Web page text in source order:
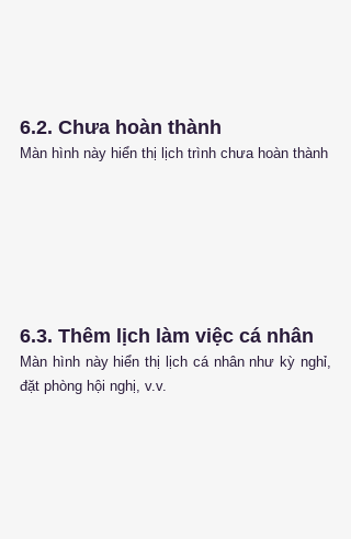
6.2. Chưa hoàn thành
Màn hình này hiển thị lịch trình chưa hoàn thành
6.3. Thêm lịch làm việc cá nhân
Màn hình này hiển thị lịch cá nhân như kỳ nghỉ,
đặt phòng hội nghị, v.v.